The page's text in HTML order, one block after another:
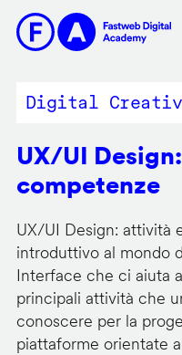
contenuto
Digital
UX/UI
competenze
UX/UI Design: attività
introduttivo al mondo
Interface che ci aiuta
principali attività che
conoscere per la
piattaforme orientate